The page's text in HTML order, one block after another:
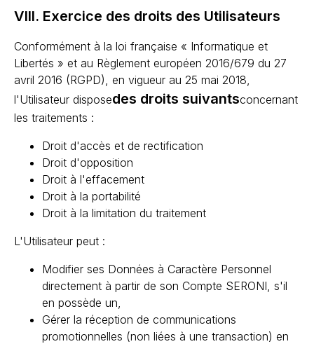
VIII. Exercice des droits des Utilisateurs
Conformément à la loi française « Informatique et
Libertés » et au Règlement européen 2016/679 du 27
avril 2016 (RGPD), en vigueur au 25 mai 2018,
l'Utilisateur disposedes droits suivantsconcernant
les traitements :
Droit d'accès et de rectification
Droit d'opposition
Droit à l'effacement
Droit à la portabilité
Droit à la limitation du traitement
L'Utilisateur peut :
Modifier ses Données à Caractère Personnel
directement à partir de son Compte SERONI, s'il
en possède un,
Gérer la réception de communications
promotionnelles (non liées à une transaction) en